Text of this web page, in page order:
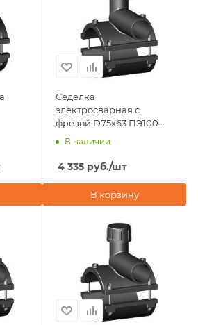
Седелка
электросварная с
фрезой D75х63 ПЭ100
SDR 11 Eurostandard
В наличии
4 335 руб./шт
В корзину